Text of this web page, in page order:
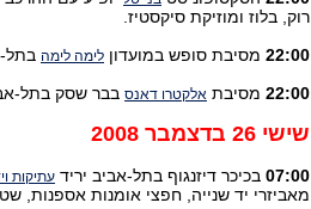
רוק, בלוז ומוזיקת סיקסטיז.
22:00 מסיבת סופש במועדון לימה לימה בתל-
22:00 מסיבת אלקטרו דאנס בבר שסק בתל-
שישי 26 בדצמבר 2008
07:00 בכיכר דיזנגוף בתל-אביב יריד עתיקות
מאביזרי יד שנייה, חפצי אומנות אספנות,